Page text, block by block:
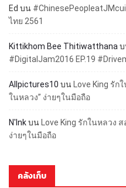
Ed บน
ไทย 2561
Kittikhom Bee Thitiwatthana
#DigitalJam2016 EP.19
Allpictures10 บน
Love King รั
ในหลวง” ง่ายๆในมือถือ
N'Inkบน
Love King รักในหลวง
ง่ายๆในมือถือ
คลังเก็บ